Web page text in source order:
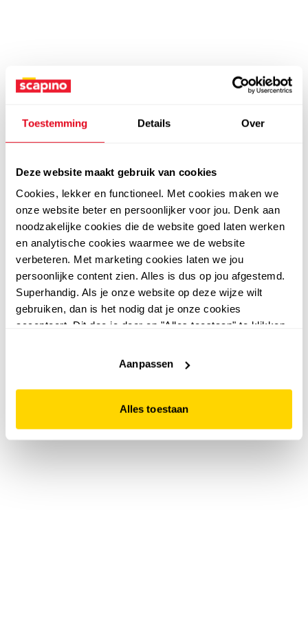
Toestemming Details Over
Deze website maakt gebruik van cookies
Cookies, lekker en functioneel. Met cookies maken we
onze website beter en persoonlijker voor jou. Denk aan
noodzakelijke cookies die de website goed laten werken
en analytische cookies waarmee we de website
verbeteren. Met marketing cookies laten we jou
persoonlijke content zien. Alles is dus op jou afgestemd.
Superhandig. Als je onze website op deze wijze wilt
gebruiken, dan is het nodig dat je onze cookies
accepteert. Dit doe je door op "Alles toestaan" te klikken.
website niet optimaal functioneert.
Aanpassen
Alles toestaan